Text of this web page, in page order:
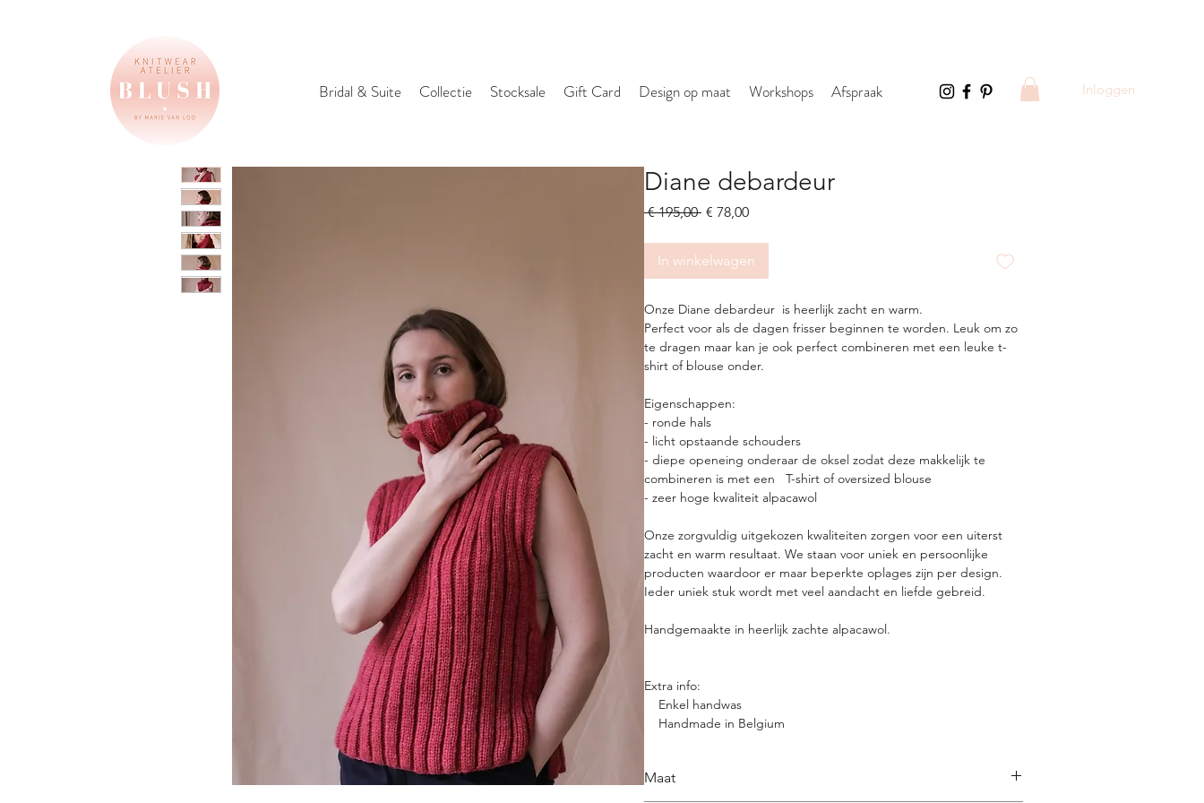
Bridal & Suite Collectie Stocksale Gift Card Design op maat Workshops Afspraak Inloggen
Diane debardeur
€ 195,00 Normale
€ 78,00Verkoopprijs
In winkelwagen
Onze Diane debardeur is heerlijk zacht en warm.
Perfect voor als de dagen frisser beginnen te worden. Leuk om zo
te dragen maar kan je ook perfect combineren met een leuke t-
shirt of blouse onder.
Eigenschappen:
- ronde hals
- licht opstaande schouders
- diepe openeing onderaar de oksel zodat deze makkelijk te
combineren is met een T-shirt of oversized blouse
- zeer hoge kwaliteit alpacawol
Onze zorgvuldig uitgekozen kwaliteiten zorgen voor een uiterst
zacht en warm resultaat. We staan voor uniek en persoonlijke
producten waardoor er maar beperkte oplages zijn per design.
Ieder uniek stuk wordt met veel aandacht en liefde gebreid.
Handgemaakte in heerlijk zachte alpacawol.
Extra info:
Enkel handwas
Handmade in Belgium
Maat